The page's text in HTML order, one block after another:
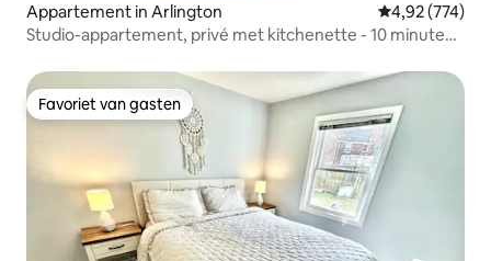
Appartement in Arlington Gemiddelde
4,92 (774)
Studio-appartement, privé met kitchenette - 10 minuten
Favoriet van gasten
Favoriet van gasten